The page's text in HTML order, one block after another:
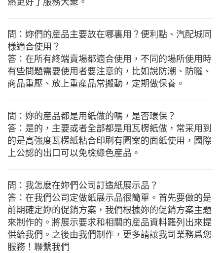
熱更好了服務大衆。
問：妳們的産品主要放在哪裏用？便利點、汽配城同
樣適合使用？
答：在所有終端賣場都適合使用，不同的場所使用時
有些問題需要使用者要注意的，比如說防潮、防曬、
商品重壓、放上重産品常搬動，定期做保養。
問：妳的産品都是用紙做的嗎，是否環保？
答：是的，主要或者全部都是用瓦楞紙做，常采用到
的是高強度瓦楞紙粘合印刷有圖案的面紙使用，國際
上公認的出口可以免檢綠色産品。
問：我怎麽在妳們公司訂造紙展示品？
答：在我們公司定做紙展示品很簡單。首先要做的是
前期確定妳的促銷方案，我們根據妳的促銷方案主題
來制作的。將展示要求和相關的産品資料羅列出來提
供給我們。之後由我們制作，更多請讓我司業務爲您
服務！聯繫我們